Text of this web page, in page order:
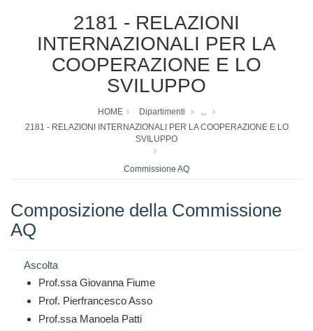
2181 - RELAZIONI
INTERNAZIONALI PER LA
COOPERAZIONE E LO
SVILUPPO
HOME Dipartimenti
...
2181 - RELAZIONI INTERNAZIONALI PER LA COOPERAZIONE E LO
SVILUPPO
Commissione AQ
Composizione della Commissione
AQ
Ascolta
Prof.ssa Giovanna Fiume
Prof. Pierfrancesco Asso
Prof.ssa Manoela Patti